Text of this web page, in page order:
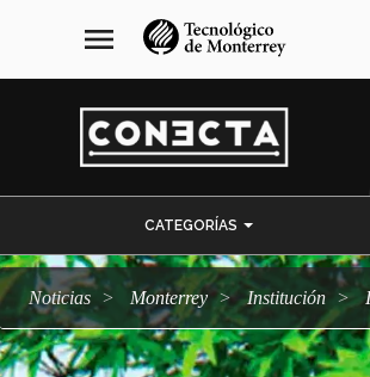
navegación
principal
menu
CATEGORÍAS
Noticias Monterrey Institución